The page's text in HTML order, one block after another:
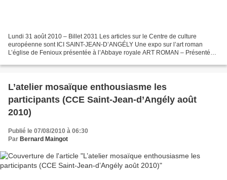
Lundi 31 août 2010 – Billet 2031 Les articles sur le Centre de culture
européenne sont ICI SAINT-JEAN-D’ANGÉLY Une expo sur l’art roman
L’église de Fenioux présentée à l’Abbaye royale ART ROMAN – Présentée
L’atelier mosaïque enthousiasme les
participants (CCE Saint-Jean-d’Angély août
2010)
Publié le 07/08/2010 à 06:30
Par Bernard Maingot